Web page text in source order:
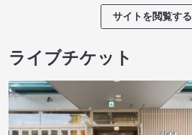
サイトを閲覧する
ライブチケット